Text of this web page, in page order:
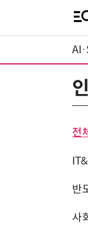
전
반
사